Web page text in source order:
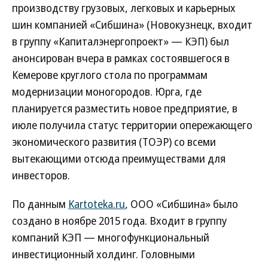
производству грузовых, легковых и карьерных
шин компанией «Сибшина» (Новокузнецк, входит
в группу «Капиталэнергопроект» — КЭП) был
анонсирован вчера в рамках состоявшегося в
Кемерове круглого стола по программам
модернизации моногородов. Юрга, где
планируется разместить новое предприятие, в
июле получила статус территории опережающего
экономического развития (ТОЭР) со всеми
вытекающими отсюда преимуществами для
инвесторов.
По данным Kartoteka.ru, ООО «Сибшина» было
создано в ноябре 2015 года. Входит в группу
компаний КЭП — многофункциональный
инвестиционный холдинг. Головными